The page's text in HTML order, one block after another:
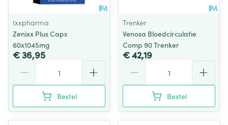
Ixxpharma
Zenixx Plus Caps
60x1045mg
€ 36,95
Bestel
Trenker
Venosa Bloedcirculatie
Comp 90 Trenker
€ 42,19
Bestel